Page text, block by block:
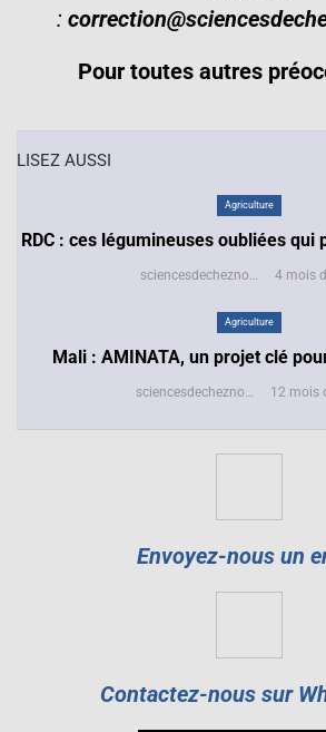
:
Pour toutes autres
LISEZ AUSSI
Agriculture
RDC : ces légumineuses oubliées
sciencesdecheznous@gmail.com 4 mois
Agriculture
Mali : AMINATA, un projet clé
12 mois
Envoyez-nous un
Contactez-nous sur